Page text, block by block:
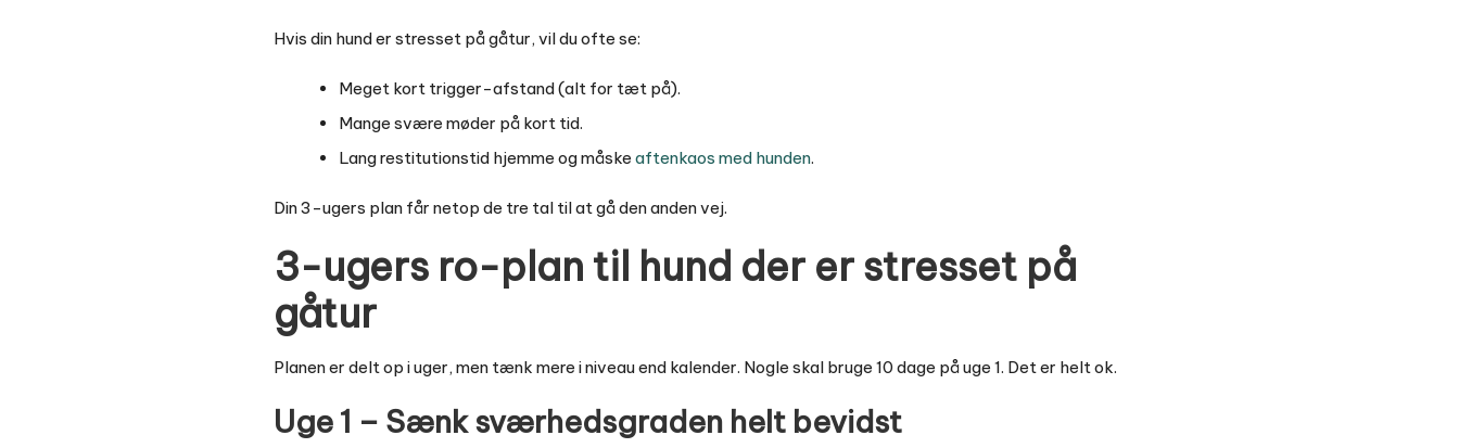
Hvis din hund er stresset på gåtur, vil du ofte se:
Meget kort trigger-afstand (alt for tæt på).
Mange svære møder på kort tid.
Lang restitutionstid hjemme og måske aftenkaos med hunden.
Din 3-ugers plan får netop de tre tal til at gå den anden vej.
3-ugers ro-plan til hund der er stresset på
gåtur
Planen er delt op i uger, men tænk mere i niveau end kalender. Nogle skal bruge 10 dage på uge 1. Det er helt ok.
Uge 1 – Sænk sværhedsgraden helt bevidst